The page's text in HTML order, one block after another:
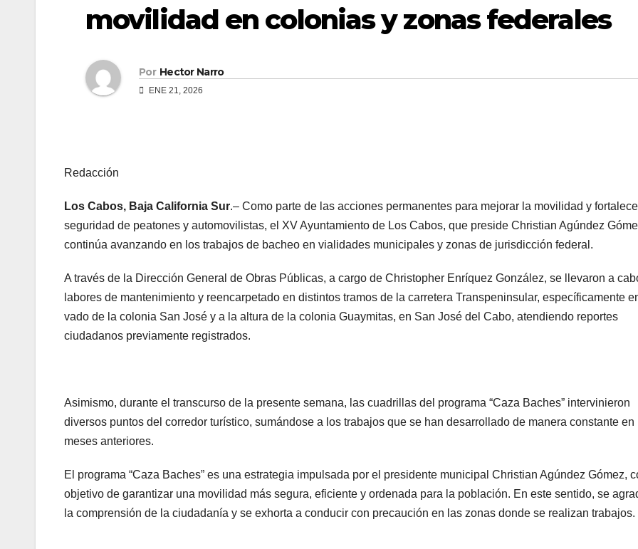
movilidad en colonias y zonas federales
Por Hector Narro
ENE 21, 2026
Redacción
Los Cabos, Baja California Sur.– Como parte de las acciones permanentes para mejorar la movilidad y
seguridad de peatones y automovilistas, el XV Ayuntamiento de Los Cabos, que preside Christian Agúndez
continúa avanzando en los trabajos de bacheo en vialidades municipales y zonas de jurisdicción federal.
A través de la Dirección General de Obras Públicas, a cargo de Christopher Enríquez González, se llevaron a
labores de mantenimiento y reencarpetado en distintos tramos de la carretera Transpeninsular, específicamente
vado de la colonia San José y a la altura de la colonia Guaymitas, en San José del Cabo, atendiendo reportes
ciudadanos previamente registrados.
Asimismo, durante el transcurso de la presente semana, las cuadrillas del programa “Caza Baches” intervinieron
diversos puntos del corredor turístico, sumándose a los trabajos que se han desarrollado de manera constante en
meses anteriores.
El programa “Caza Baches” es una estrategia impulsada por el presidente municipal Christian Agúndez Gómez,
objetivo de garantizar una movilidad más segura, eficiente y ordenada para la población. En este sentido, se
la comprensión de la ciudadanía y se exhorta a conducir con precaución en las zonas donde se realizan trabajos.